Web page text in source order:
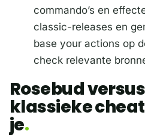
commando’s en
classic-releases en
base your actions op
check relevante
Rosebud
klassieke
je